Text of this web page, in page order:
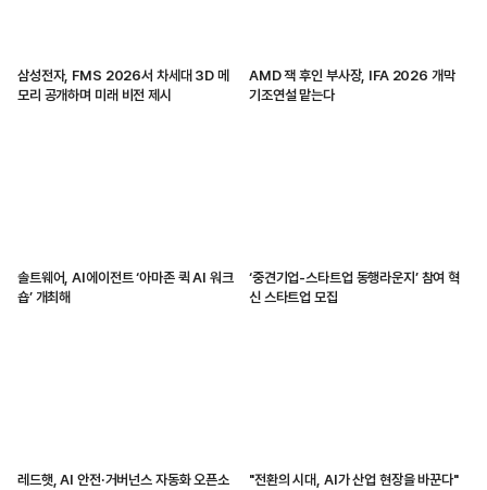
삼성전자, FMS 2026서 차세대 3D 메
모리 공개하며 미래 비전 제시
AMD 잭 후인 부사장, IFA 2026 개막
기조연설 맡는다
솔트웨어, AI에이전트 ‘아마존 퀵 AI 워크
숍’ 개최해
‘중견기업-스타트업 동행라운지’ 참여 혁
신 스타트업 모집
레드햇, AI 안전·거버넌스 자동화 오픈소
"전환의 시대, AI가 산업 현장을 바꾼다"